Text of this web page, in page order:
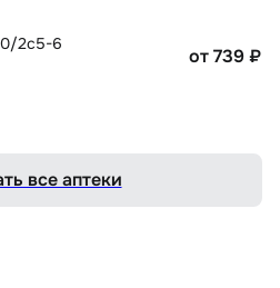
2с5-6
от 739₽
все аптеки